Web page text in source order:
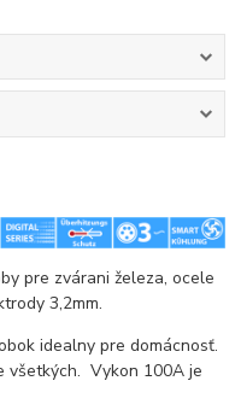
pre zvárani železa, ocele
3,2mm.
idealny pre domácnosť.
všetkých. Vykon 100A je